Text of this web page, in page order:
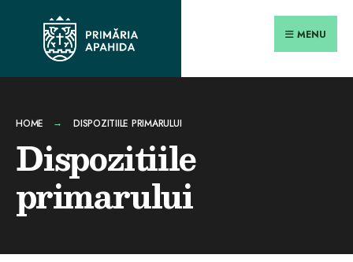
MENU
HOME DISPOZITIILE PRIMARULUI
Dispozitiile
primarului